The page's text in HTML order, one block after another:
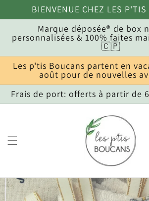
passer
au
contenu
BIENVENUE CHEZ LES P'TIS
Marque déposée® de box
personnalisées & 100% faites
🇨🇵
Les p'tis Boucans partent en
août pour de nouvelles
Frais de port: offerts à partir de